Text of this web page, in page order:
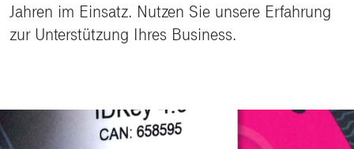
Jahren im Einsatz. Nutzen Sie unsere Erfahrung
zur Unterstützung Ihres Business.